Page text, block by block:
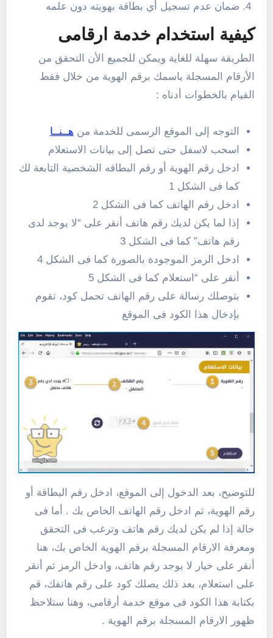
ضمان عدم تسجيل أي بطاقة بهويته دون علمه
كيفية استخدام خدمة ارقامى
الطريقة سهلة للغاية ويمكن للجميع الأن التحقق من
الأرقام المسجلة باسمك برقم الهوية من خلال فقط
القيام بالخطوات أدناه :
التوجه إلى الموقع الرسمى للخدمة من هــنــا
اسحب لاسفل حتى تصل إلى بيانات الاستعلام
ادخل رقم الهوية أو رقم البطاقه الشخصية التابعة لك
كما فى الشكل 1
ادخل رقم الهاتف كما فى الشكل 2
إذا لما يكن لديك رقم هاتف أنقر على “لا يوجد لدى
رقم هاتف” كما فى الشكل 3
ادخل الرمز الموجودة بالصورة كما فى الشكل 4
أنقر على “استعلام كما فى الشكل 5
بتوصلك رسالة على رقم الهاتف تحمل كود، تقوم
بإدخال هذا الكود فى الموقع
للتوضيح، بعد الدخول إلى الموقع، ادخل رقم البطاقة أو
رقم الهوية، ثم ادخل رقم الهاتف الخاص بك . أما فى
حالة إذا لم يكن لديك رقم هاتف وترغب فى التحقق
ومعرفة الارقام المسجلة برقم الهوية الخاص بك، هنا
أنقر على خيار لا يوجد رقم هاتف، وادخل الرمز ثم أنقر
على استعلام، بعد ذلك يصلك كود على رقم هاتفك، قم
بكتابة هذا الكود فى موقع خدمة أرقامى، وهنا ستلاحظ
ظهور الارقام المسجلة برقم الهوية .